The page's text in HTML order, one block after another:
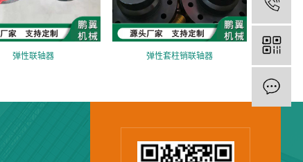
弹性联轴器 弹性套柱销联轴器